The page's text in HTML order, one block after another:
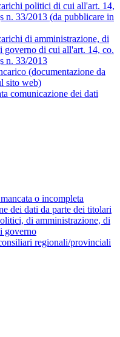
politici di cui all'art. 14,
n. 33/2013 (da pubblicare in
di amministrazione, di
governo di cui all'art. 14, co.
n. 33/2013
(documentazione da
sito web)
comunicazione dei dati
o incompleta
dei dati da parte dei titolari
di amministrazione, di
governo
regionali/provinciali